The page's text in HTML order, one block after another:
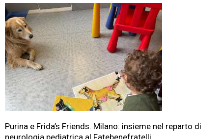
Purina e Frida’s Friends. Milano: insieme nel reparto di